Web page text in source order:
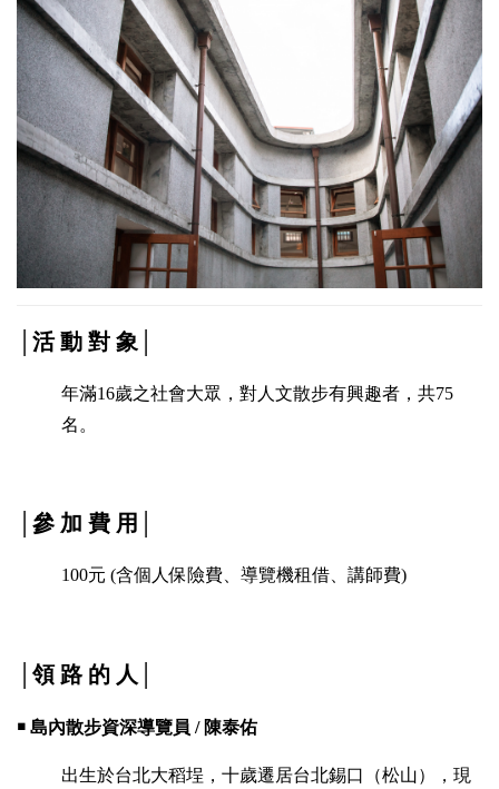
│活 動 對 象│
年滿16歲之社會大眾，對人文散步有興趣者，共75
名。
│參 加 費 用│
100元 (含個人保險費、導覽機租借、講師費)
│領 路 的 人
￭ 島內散步資深導覽員 / 陳泰佑
出生於台北大稻埕，十歲遷居台北錫口（松山），現